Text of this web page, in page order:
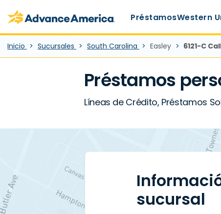
Advance America home
Main Menu
PréstamosWestern
Inicio Sucursales South Carolina Easley 6121-C
Préstamos
Líneas de Crédito, Préstamos
sucursal